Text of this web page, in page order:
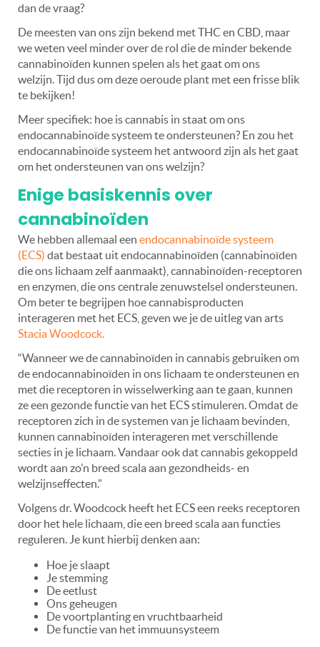
dan de vraag?
De meesten van ons zijn bekend met THC en CBD, maar
we weten veel minder over de rol die de minder bekende
cannabinoïden kunnen spelen als het gaat om ons
welzijn.Tijd dus om deze oeroude plant met een frisse blik
te bekijken!
Meer specifiek: hoe is cannabis in staat om ons
endocannabinoïde systeem te ondersteunen? En zou het
endocannabinoïde systeem het antwoord zijn als het gaat
om het ondersteunen van ons welzijn?
Enige basiskennis over
cannabinoïden
We hebben allemaal een endocannabinoïde systeem
(ECS) dat bestaat uit endocannabinoïden (cannabinoïden
die ons lichaam zelf aanmaakt), cannabinoïden-receptoren
en enzymen , die ons centrale zenuwstelsel ondersteunen.
Om beter te begrijpen hoe cannabisproducten
interageren met het ECS, geven we je de uitleg van arts
Stacia Woodcock.
“Wanneer we de cannabinoïden in cannabis gebruiken om
de endocannabinoïden in ons lichaam te ondersteunen en
met die receptoren in wisselwerking aan te gaan, kunnen
ze een gezonde functie van het ECS stimuleren. Omdat de
receptoren zich in de systemen van je lichaam bevinden,
kunnen cannabinoïden interageren met verschillende
secties in je lichaam. Vandaar ook dat cannabis gekoppeld
wordt aan zo’n breed scala aan gezondheids- en
welzijnseffecten.”
Volgens dr. Woodcock heeft het ECS een reeks receptoren
door het hele lichaam, die een breed scala aan functies
reguleren. Je kunt hierbij denken aan:
Hoe je slaapt
Je stemming
De eetlust
Ons geheugen
De voortplanting en vruchtbaarheid
De functie van het immuunsysteem